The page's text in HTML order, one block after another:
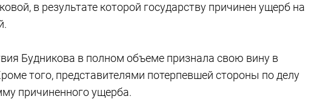
в результате которой государству причинен ущерб на
Будникова в полном объеме признала свою вину в
того, представителями потерпевшей стороны по делу
причиненного ущерба.